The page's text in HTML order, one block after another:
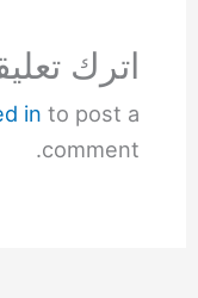
اترك
in to post a
comment.